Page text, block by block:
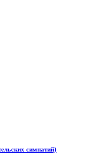
симпатий)